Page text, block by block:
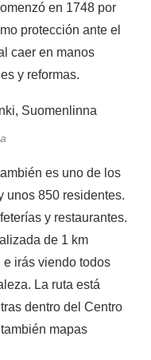
en 1748 por
protección ante el
caer en manos
y reformas.
es uno de los
unos 850 residentes.
y restaurantes.
de 1 km
irás viendo todos
La ruta está
dentro del Centro
mapas